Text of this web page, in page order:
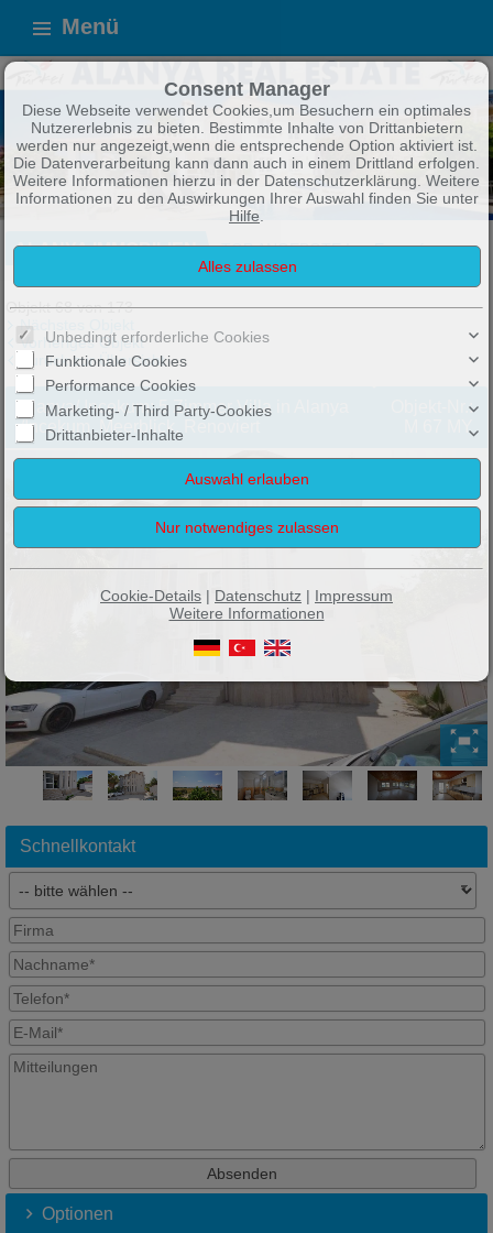
Menü
ALANYA IMMOBILIEN TOP ANGEBOTE ! Exposé
Objekt 68 von 173
Nächstes Objekt
Vorheriges Objekt
Zurück zur Übersicht
Alanya/ Incekum: 5 Zimmer Villa in Alanya
/Incekum, Meerblick, Renoviert
Objekt-Nr.:
M 67 MY
Schnellkontakt
Optionen
Consent Manager
Diese Webseite verwendet Cookies,um Besuchern ein optimales
Nutzererlebnis zu bieten. Bestimmte Inhalte von Drittanbietern
werden nur angezeigt,wenn die entsprechende Option aktiviert ist.
Die Datenverarbeitung kann dann auch in einem Drittland erfolgen.
Weitere Informationen hierzu in der Datenschutzerklärung. Weitere
Informationen zu den Auswirkungen Ihrer Auswahl finden Sie unter
Hilfe
Unbedingt erforderliche Cookies
Funktionale Cookies
Performance Cookies
Marketing- / Third Party-Cookies
Drittanbieter-Inhalte
Cookie-Details | Datenschutz | Impressum
Weitere Informationen